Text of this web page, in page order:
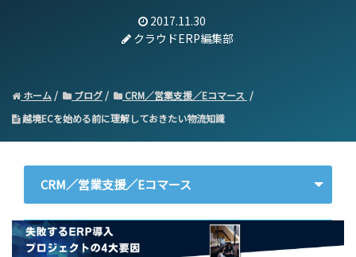
2017.11.30
クラウドERP編集部
ホーム ブログ
CRM／営業支援／Eコマース
越境ECを始める前に理解しておきたい物流知識
CRM／営業支援／Eコマース
ERP